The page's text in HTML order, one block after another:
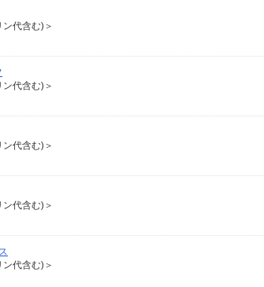
代含む)＞
代含む)＞
代含む)＞
代含む)＞
代含む)＞